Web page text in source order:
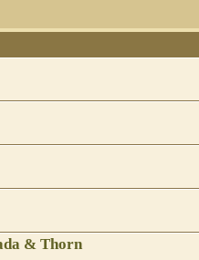
& Thorn